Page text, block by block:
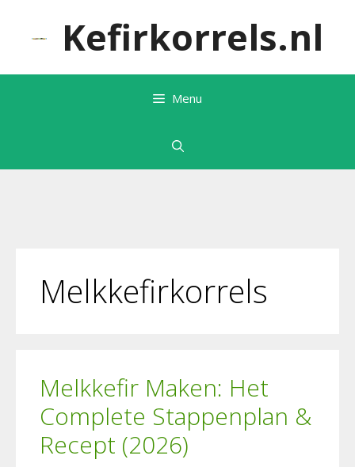
inhoud
Kefirkorrels.nl
Menu
Melkkefirkorrels
Melkkefir Maken: Het
Complete Stappenplan &
Recept (2026)